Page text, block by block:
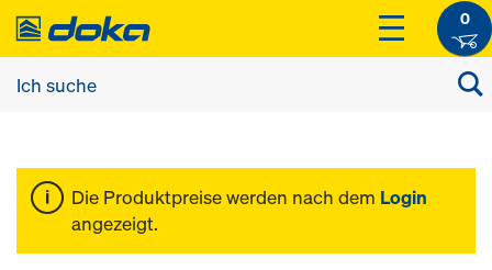
0
Die Produktpreise werden nach dem Login
angezeigt.